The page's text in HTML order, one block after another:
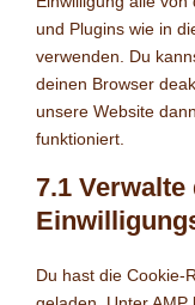
und Plugins wie in
verwenden. Du
deinen Browser
unsere Website
funktioniert.
7.1 Verwalte
Du hast die Cookie-